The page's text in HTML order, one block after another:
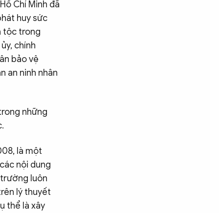
Chí Minh đã
huy sức
tộc trong
chính
bảo vệ
an ninh nhân
những
là một
nội dung
luôn
lý thuyết
thể là xây